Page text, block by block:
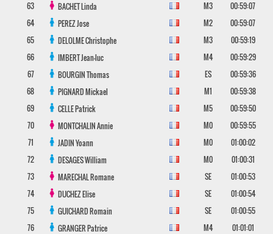
63
BACHETLinda M3
00:59:07
64
PEREZJose M2
00:59:07
65
DELOLMEChristophe M3
00:59:19
66
IMBERTJean-luc M4
00:59:29
67
BOURGINThomas ES
00:59:36
68
PIGNARDMickael M1
00:59:38
69
CELLEPatrick M5
00:59:50
70
MONTCHALINAnnie M0
00:59:55
71
JADINYoann M0
01:00:02
72
DESAGESWilliam M0
01:00:31
73
MARECHALRomane SE
01:00:53
74
DUCHEZElise SE
01:00:54
75
GUICHARDRomain SE
01:00:55
76
GRANGERPatrice M4
01:01:01